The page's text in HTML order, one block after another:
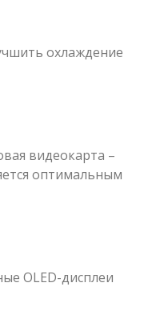
охлаждение
видеокарта –
оптимальным
OLED-дисплеи